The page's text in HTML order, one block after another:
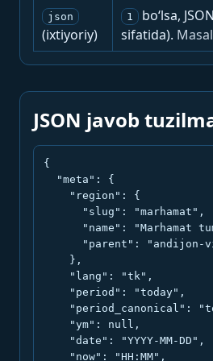
json
(ixtiyoriy)
1
bo‘lsa,
sifatida).
JSON javob
{
  "meta": {
    "region": {
      "slug": "marhamat",
"name": "Marhamat
"parent": "andijon-
    },
    "lang": "tk",
    "period": "today",
"period_canonical":
    "ym": null,
    "date": "YYYY-MM-DD",
    "now": "HH:MM",